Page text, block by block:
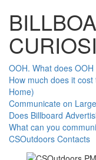
OOH. What does
How much does it
Home)
Communicate on
Does Billboard
What can you
CSOutdoors Contacts